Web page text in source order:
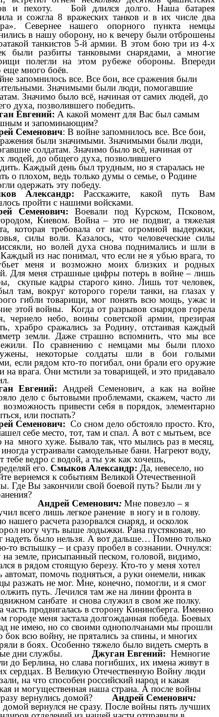
и пехоту. Бой длился долго. Наша батарея
и сожгла 8 вражеских танков и в их числе два
Севернее нашего опорного пункта немцы
в нашу оборону, но к вечеру были отброшены
танкистов 5-й армии. В этом бою три из 4-х
были разбиты танковыми снарядами, а многие
полегли на этом рубеже обороны. Впереди
еще много боёв.
запомнилось все. Все бои, все сражения были
Значимыми были люди, помогавшие
Значимо было всё, начиная от самих людей, до
духа, позволившего победить.
Евгений: А какой момент для Вас был самым
и запоминающим?
Семенович: В войне запомнилось все. Все бои,
были значимыми. Значимыми были люди,
солдатам. Значимо было всё, начиная от
людей, до общего духа, позволившего
Каждый день был трудным, но я старалась не
о плохом, ведь только думы о семье, о Родине
одержать эту победу.
Александр:Расскажите, какой путь Вам
пройти с нашими войсками.
Семенович: Воевали под Курском, Псковом,
Киевом. Война – это не подвиг, а тяжелая
которая требовала от нас огромной выдержки,
силы воли. Казалось, что человеческие силы
но волей духа снова поднимались и шли в
из нас понимал, что если не я убью врага, то
меня и возможно моих близких и родных
Для меня страшные цифры потерь в войне – лишь
скупые кадры старого кино. Лишь тот человек,
там, вокруг которого горели танки, на глазах у
гибли товарищи, мог понять всю мощь, ужас и
этой войны.Когда от разрывов снарядов горела
чернело небо, воины советской армии, презирая
храбро сражались за Родину, отстаивая каждый
земли. Даже страшно вспомнить, что мы все
По сравнению с немцами мы были плохо
некоторые солдаты шли в бои голыми
если рядом кто-то погибал, они брали его оружие
на врага. Они мстили за товарищей, и это придавало
Евгений:
Андрей Семенович, а как на войне
дело с бытовыми проблемами, скажем, часто ли
привести себя в порядок, элементарно
или поспать?
Семенович: Со сном дело обстояло просто. Кто,
себе место, тот, там и спал. А вот с мытьем, все
на много хуже. Бывало так, что мылись раз в месяц,
иногда устраивали самодельные бани. Нагреют воду,
тебе ведро с водой, а ты уж как хочешь,
его. Смыков Александр: Да, невесело, но
вернемся к событиям Великой Отечественной
Где Вы закончили свой боевой путь? Были ли у
ранения?
Андрей Семенович: Мне повезло – я
всего лишь легкое ранение в ногу и в голову.
нашего расчета разорвался снаряд, и осколок
ногу чуть выше лодыжки. Рана пустяковая, но
надеть было нельзя. А вот дальше… Помню только
то вспышку – и сразу пробел в сознании. Очнулся:
на земле, присыпанный песком, головой, видимо,
в рядом стоящую березу. Кто-то у меня хотел
автомат, помочь подняться, а руки онемели, никак
разжать не мог. Мне, конечно, помогли, и я смог
путь. Лечился там же на линии фронта в
санбате и снова служил в свом же полку.
часть продвигалась в сторону Кининсберга. Именно
городе меня застала долгожданная победа. Боевых
не имею, но со своими однополчанами мы прошли
бок всю войну, не прятались за спины, и многих
в боях. Особенно тяжело было видеть смерть в
дни службы.
Джуган Евгений: Немногие
до Берлина, но слава погибших, их имена живут в
сердцах. В Великую Отечественную Войну люди
на что способен российский народ и какая
и могущественная наша страна. А после войны
вернулись домой? Андрей Семенович:
домой вернулся не сразу. После войны пять лучших